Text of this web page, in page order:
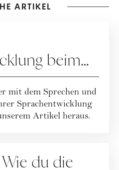
ARTIKEL
beim
mit dem Sprechen und
Sprachentwicklung
Artikel heraus.
du die